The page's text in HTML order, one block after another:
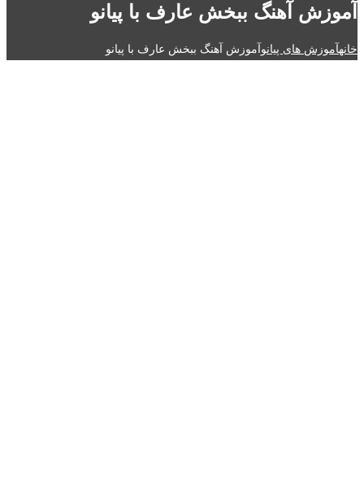
آموزش آهنگ ببخش عارف با پیانو
خانهآموزش های پیانوآموزش آهنگ ببخش عارف با پیانو